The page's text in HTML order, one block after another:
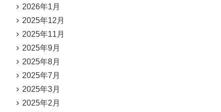
2026年1月
2025年12月
2025年11月
2025年9月
2025年8月
2025年7月
2025年3月
2025年2月